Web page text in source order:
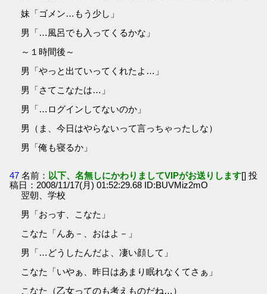
妹「ゴメン…もう少し」
男「…風呂でも入ってくるかな」
～１時間後～
男「やっと出ていってくれたよ…」
男「さてこなたは…」
男「…ログインしてないのか」
男（ま、今日はやらないって言っちゃったしな）
男「俺も寝るか」
47 名前： 以下、名無しにかわりましてVIPがお送りします[] 投
稿日：2008/11/17(月) 01:52:29.68 ID:BUVMiz2mO
翌朝、学校
男「おっす、こなた」
こなた「んあ－、おはよ－」
男「…どうしたんだよ、凄い顔して」
こなた「いやぁ、昨日はあまり眠れなくてさぁ」
こなた（乙女ってのも考えものだね…）